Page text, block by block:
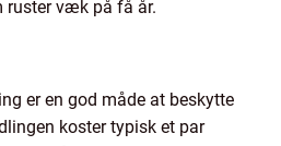
ruster væk på få år.
er en god måde at beskytte
koster typisk et par